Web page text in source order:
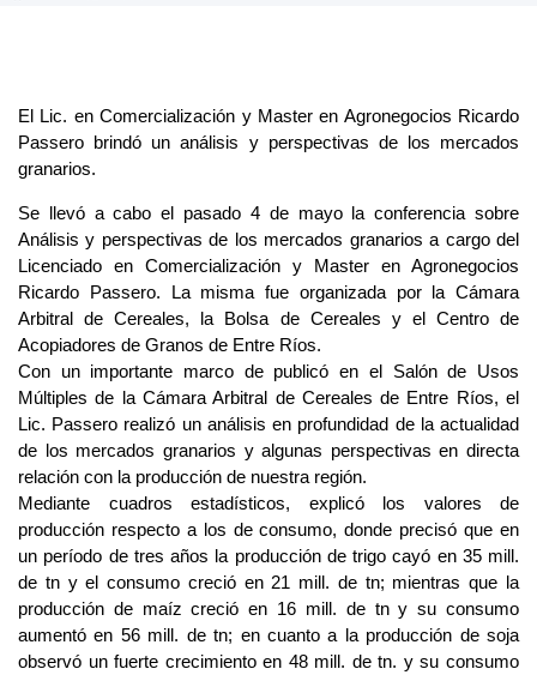
El Lic. en Comercialización y Master en Agronegocios Ricardo
Passero brindó un análisis y perspectivas de los mercados
granarios.
Se llevó a cabo el pasado 4 de mayo la conferencia sobre
Análisis y perspectivas de los mercados granarios a cargo del
Licenciado en Comercialización y Master en Agronegocios
Ricardo Passero. La misma fue organizada por la Cámara
Arbitral de Cereales, la Bolsa de Cereales y el Centro de
Acopiadores de Granos de Entre Ríos.
Con un importante marco de publicó en el Salón de Usos
Múltiples de la Cámara Arbitral de Cereales de Entre Ríos, el
Lic. Passero realizó un análisis en profundidad de la actualidad
de los mercados granarios y algunas perspectivas en directa
relación con la producción de nuestra región.
Mediante cuadros estadísticos, explicó los valores de
producción respecto a los de consumo, donde precisó que en
un período de tres años la producción de trigo cayó en 35 mill.
de tn y el consumo creció en 21 mill. de tn; mientras que la
producción de maíz creció en 16 mill. de tn y su consumo
aumentó en 56 mill. de tn; en cuanto a la producción de soja
observó un fuerte crecimiento en 48 mill. de tn. y su consumo